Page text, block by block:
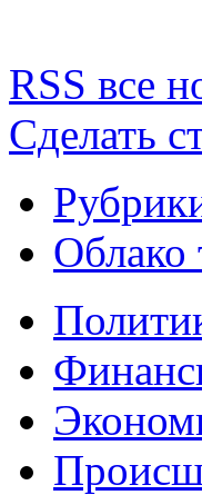
RSS все
Сделать
Облако